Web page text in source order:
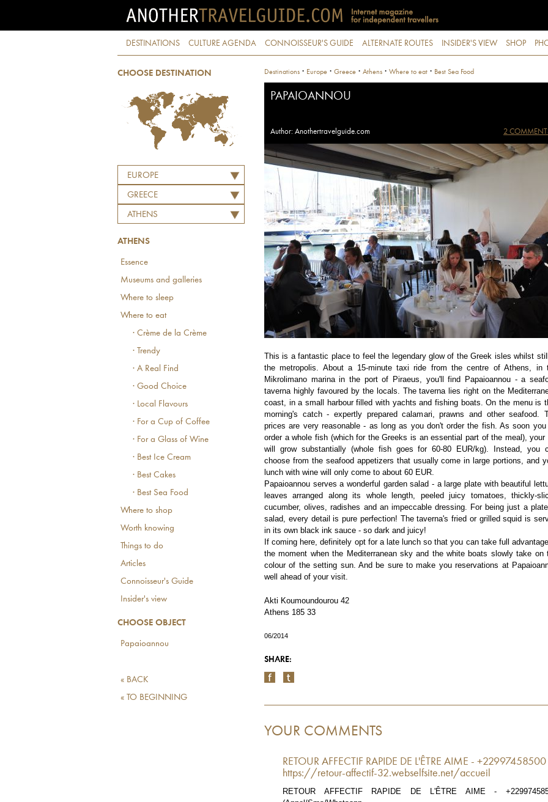
DESTINATIONS CULTURE AGENDA CONNOISSEUR'S GUIDE ALTERNATE ROUTES INSIDER'S VIEW SHOP
CHOOSE DESTINATION
EUROPE
GREECE
ATHENS
ATHENS
Essence
Museums and galleries
Where to sleep
Where to eat
· Crème de la Crème
· Trendy
· A Real Find
· Good Choice
· Local Flavours
· For a Cup of Coffee
· For a Glass of Wine
· Best Ice Cream
· Best Cakes
· Best Sea Food
Where to shop
Worth knowing
Things to do
Articles
Connoisseur's Guide
Insider's view
CHOOSE OBJECT
Papaioannou
« BACK
« TO BEGINNING
Destinations · Europe · Greece · Athens · Where to eat · Best Sea Food
PAPAIOANNOU
Author: Anothertravelguide.com 2
This is a fantastic place to feel the legendary glow of the Greek isles whilst
the metropolis. About a 15-minute taxi ride from the centre of Athens, in
Mikrolimano marina in the port of Piraeus, you'll find Papaioannou - a
taverna highly favoured by the locals. The taverna lies right on the
coast, in a small harbour filled with yachts and fishing boats. On the menu is
morning's catch - expertly prepared calamari, prawns and other seafood.
prices are very reasonable - as long as you don't order the fish. As soon you
order a whole fish (which for the Greeks is an essential part of the meal), your
will grow substantially (whole fish goes for 60-80 EUR/kg). Instead, you
choose from the seafood appetizers that usually come in large portions, and
lunch with wine will only come to about 60 EUR.
Papaioannou serves a wonderful garden salad - a large plate with beautiful
leaves arranged along its whole length, peeled juicy tomatoes, thickly-
cucumber, olives, radishes and an impeccable dressing. For being just a
salad, every detail is pure perfection! The taverna's fried or grilled squid is
in its own black ink sauce - so dark and juicy!
If coming here, definitely opt for a late lunch so that you can take full
the moment when the Mediterranean sky and the white boats slowly take on
colour of the setting sun. And be sure to make you reservations at
well ahead of your visit.
Akti Koumoundourou 42
Athens 185 33
06/2014
SHARE:
YOUR COMMENTS
RETOUR AFFECTIF RAPIDE DE L'ÊTRE AIME - +22997458500
https://retour-affectif-32.webselfsite.net/accueil
RETOUR AFFECTIF RAPIDE DE L'ÊTRE AIME -